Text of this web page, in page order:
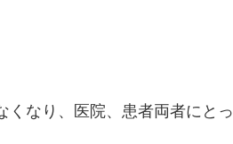
くなり、医院、患者両者にとっ